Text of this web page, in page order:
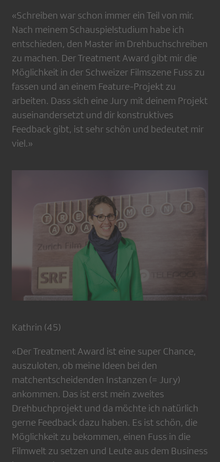
«Schreiben war schon immer ein Teil von mir.
Nach meinem Schauspielstudium habe ich
entschieden, den Master im Drehbuchschreiben
zu machen. Der Treatment Award gibt mir die
Möglichkeit in der Schweizer Filmszene Fuss zu
fassen und an einem Feature-Projekt zu
arbeiten. Dass sich eine Jury mit deinem Projekt
auseinandersetzt und dir konstruktives
Feedback gibt, ist sehr schön und bedeutet mir
viel.»
Kathrin (45)
«Der Treatment Award ist eine super Chance,
auszuloten, ob meine Ideen bei den
matchentscheidenden Instanzen (= Jury)
ankommen. Das ist erst mein zweites
Drehbuchprojekt und da möchte ich natürlich
gerne Feedback dazu haben. Es ist schön, die
Möglichkeit zu bekommen, einen Fuss in die
Filmwelt zu setzen und Leute aus dem Business